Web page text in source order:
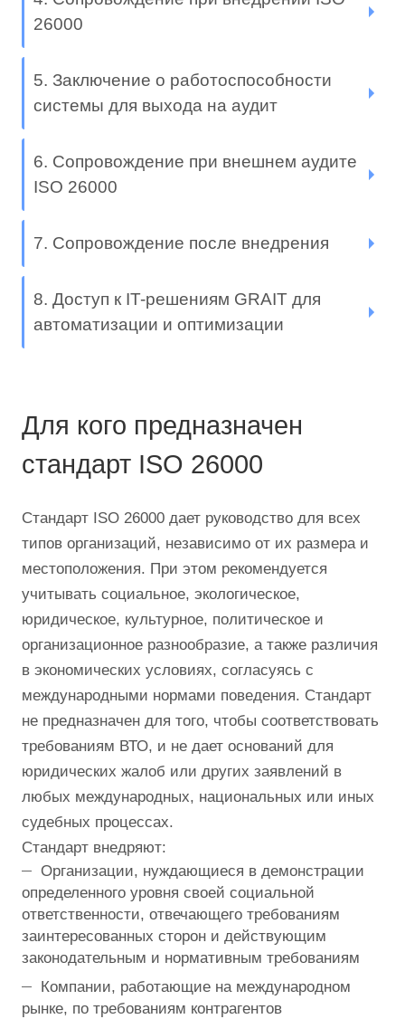
26000
5. Заключение о работоспособности
системы для выхода на аудит
6. Сопровождение при внешнем аудите
ISO 26000
7. Сопровождение после внедрения
8. Доступ к IT-решениям GRAIT для
автоматизации и оптимизации
Для кого предназначен
стандарт ISO 26000
Стандарт ISO 26000 дает руководство для всех
типов организаций, независимо от их размера и
местоположения. При этом рекомендуется
учитывать социальное, экологическое,
юридическое, культурное, политическое и
организационное разнообразие, а также различия
в экономических условиях, согласуясь с
международными нормами поведения. Стандарт
не предназначен для того, чтобы соответствовать
требованиям ВТО, и не дает оснований для
юридических жалоб или других заявлений в
любых международных, национальных или иных
судебных процессах.
Стандарт внедряют:
Организации, нуждающиеся в демонстрации
определенного уровня своей социальной
ответственности, отвечающего требованиям
заинтересованных сторон и действующим
законодательным и нормативным требованиям
Компании, работающие на международном
рынке, по требованиям контрагентов